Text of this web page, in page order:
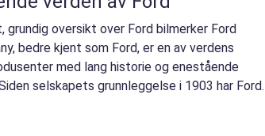
grundig oversikt over Ford bilmerker Ford
bedre kjent som Ford, er en av verdens
med lang historie og enestående
selskapets grunnleggelse i 1903 har Ford